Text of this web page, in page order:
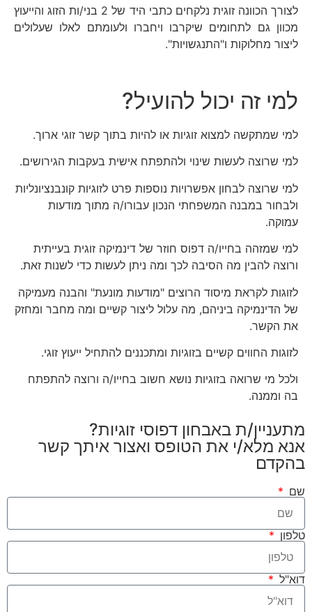
לצורך הכוונה זוגית נלקחים כתבי היד של 2 בני/ות הזוג והייעוץ
מכוון גם לתחומים שיקרבו ויחברו ולעומתם לאלו שעלולים
ליצור מחלוקות ו"התנגשויות".
למי זה יכול להועיל?
למי שמתקשה למצוא זוגיות או להיות בתוך קשר זוגי ארוך.
למי שרוצה לעשות שינוי ולהתפתח אישית בעקבות הגירושים.
למי שרוצה לבחון אפשרויות נוספות פרט לזוגיות קונבנציונליות
ולבחור במבנה המשפחתי הנכון עבורו/ה מתוך מודעות
עמוקה.
למי שמזהה בחייו/ה דפוס חוזר של דינמיקה זוגית בעייתית
ורוצה להבין מה הסיבה לכך ומה ניתן לעשות כדי לשנות זאת.
לזוגות לקראת מיסוד הרוצים "מודעות מונעת" והבנה מעמיקה
של הדינמיקה ביניהם, מה עלול ליצור קשיים ומה מחבר ומחזק
את הקשר.
לזוגות החווים קשיים בזוגיות ומתכננים להתחיל ייעוץ זוגי.
ולכל מי שרואה בזוגיות נושא חשוב בחייו/ה ורוצה להתפתח
בה וממנה.
מתעניין/ת באבחון דפוסי זוגיות?
אנא מלא/י את הטופס ואצור איתך קשר
בהקדם
שם
טלפון
דוא"ל